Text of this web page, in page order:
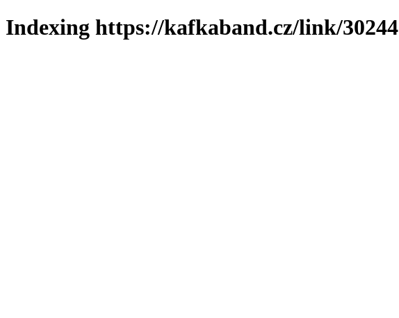
Indexing https://kafkaband.cz/link/30244